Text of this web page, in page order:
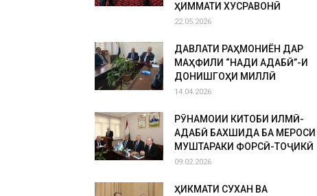
ҲИММАТИ ХУСРАВОНӢ
22.05.2026
ДАВЛАТИ РАҲМОНИЁН ДАР
МАҲФИЛИ “НАҚДИ АДАБӢ”-И
ДОНИШГОҲИ МИЛЛӢ
14.04.2026
РӮНАМОИИ КИТОБИ ИЛМӢ-
АДАБӢ БАХШИДА БА МЕРОСИ
МУШТАРАКИ ФОРСӢ-ТОҶИКӢ
09.02.2026
ҲИКМАТИ СУХАН ВА